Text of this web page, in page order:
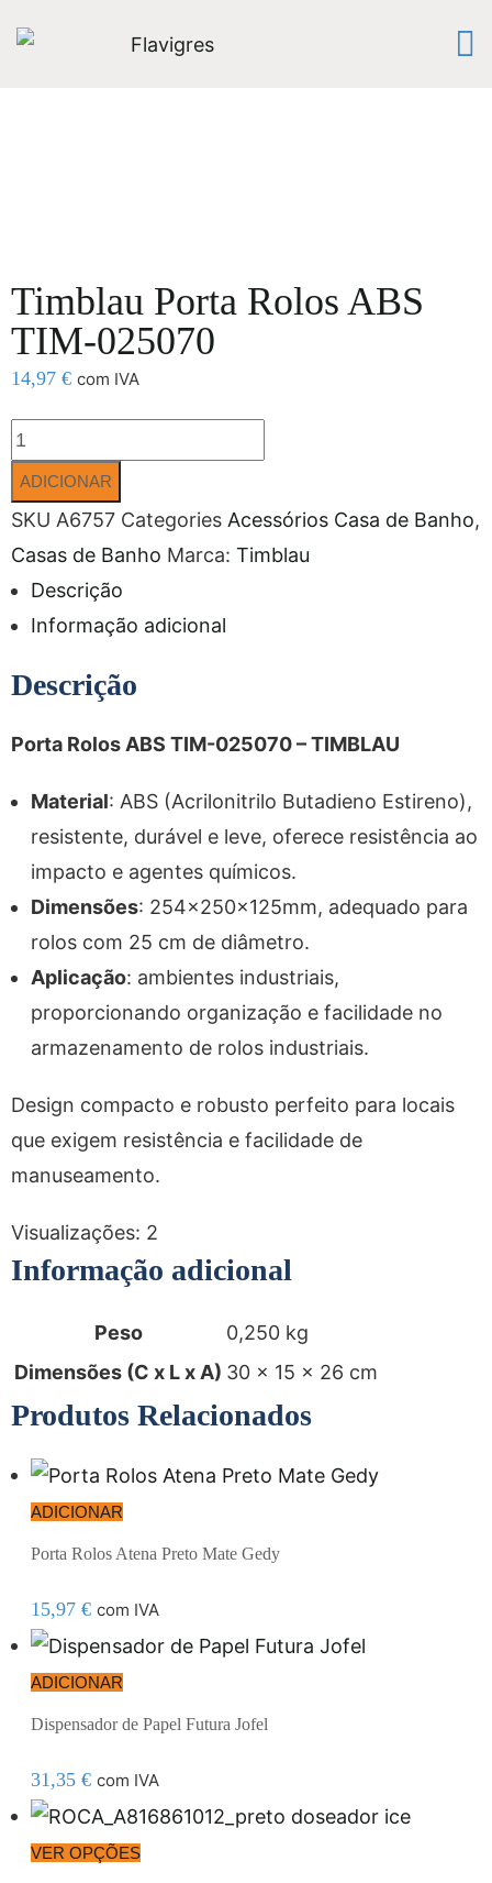
Timblau Porta Rolos ABS
TIM-025070
14,97 € com IVA
ADICIONAR
SKU A6757 Categories Acessórios Casa de Banho,
Casas de Banho Marca: Timblau
Descrição
Informação adicional
Descrição
Porta Rolos ABS TIM-025070 – TIMBLAU
Material: ABS (Acrilonitrilo Butadieno Estireno),
resistente, durável e leve, oferece resistência ao
impacto e agentes químicos.
Dimensões: 254x250x125mm, adequado para
rolos com 25 cm de diâmetro.
Aplicação: ambientes industriais,
proporcionando organização e facilidade no
armazenamento de rolos industriais.
Design compacto e robusto perfeito para locais
que exigem resistência e facilidade de
manuseamento.
Visualizações: 2
Informação adicional
Peso
0,250 kg
Dimensões (C x L x A) 30 × 15 × 26 cm
Produtos Relacionados
ADICIONAR
Porta Rolos Atena Preto Mate Gedy
15,97 € com IVA
ADICIONAR
Dispensador de Papel Futura Jofel
31,35 € com IVA
VER OPÇÕES